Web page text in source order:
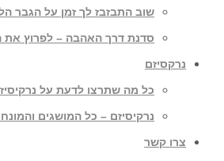
שוב התבזבז לך זמן על הגבר
סדנת דרך האהבה – לפרוץ את
נרקסיזם
כל מה שתרצו לדעת על
נרקיסיזם – כל המושגים
צרו קשר